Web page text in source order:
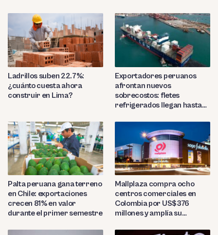
Ladrillos suben 22.7%:
¿cuánto cuesta ahora
construir en Lima?
Exportadores peruanos
afrontan nuevos
sobrecostos: fletes
refrigerados llegan hasta
Palta peruana gana terreno
en Chile: exportaciones
crecen 81% en valor
durante el primer semestre
Mallplaza compra ocho
centros comerciales en
Colombia por US$376
millones y amplía su